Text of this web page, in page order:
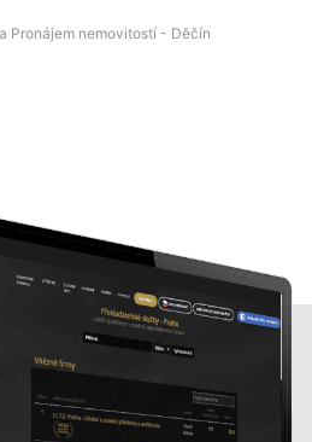
Pronájem nemovitostí - Děčín